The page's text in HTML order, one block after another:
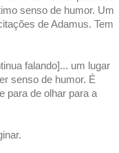
senso de humor. Um
de Adamus. Tem
falando]... um lugar
senso de humor. É
para de olhar para a